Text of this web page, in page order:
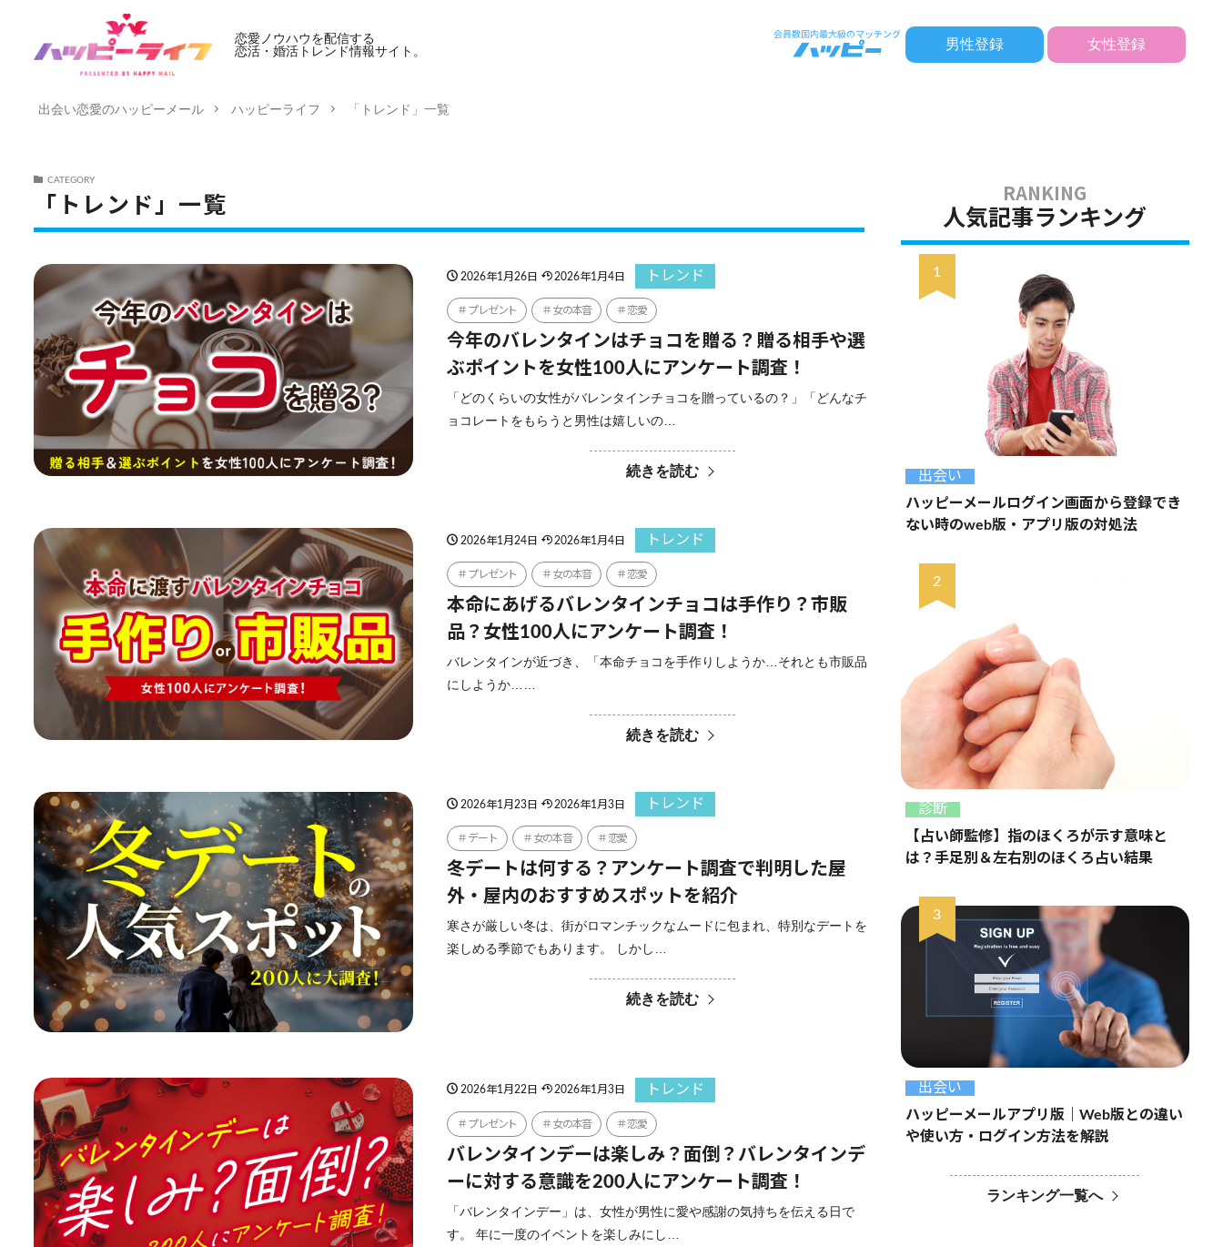
恋愛ノウハウを配信する
恋活・婚活トレンド情報サイト。
男性登録 女性登録
出会い恋愛のハッピーメール ハッピーライフ 「トレンド」一覧
CATEGORY
「トレンド」一覧
2026年1月26日 2026年1月4日 トレンド
プレゼント 女の本音 恋愛
今年のバレンタインはチョコを贈る？贈る相手や選
ぶポイントを女性100人にアンケート調査！
「どのくらいの女性がバレンタインチョコを贈っているの？」「どんなチ
ョコレートをもらうと男性は嬉しいの…
続きを読む
2026年1月24日 2026年1月4日 トレンド
プレゼント 女の本音 恋愛
本命にあげるバレンタインチョコは手作り？市販
品？女性100人にアンケート調査！
バレンタインが近づき、「本命チョコを手作りしようか…それとも市販品
にしようか……
続きを読む
2026年1月23日 2026年1月3日 トレンド
デート 女の本音 恋愛
冬デートは何する？アンケート調査で判明した屋
外・屋内のおすすめスポットを紹介
寒さが厳しい冬は、街がロマンチックなムードに包まれ、特別なデートを
楽しめる季節でもあります。 しかし…
続きを読む
2026年1月22日 2026年1月3日 トレンド
プレゼント 女の本音 恋愛
バレンタインデーは楽しみ？面倒？バレンタインデ
ーに対する意識を200人にアンケート調査！
「バレンタインデー」は、女性が男性に愛や感謝の気持ちを伝える日で
す。 年に一度のイベントを楽しみにし…
人気記事ランキング
出会い
ハッピーメールログイン画面から登録でき
ない時のweb版・アプリ版の対処法
診断
【占い師監修】指のほくろが示す意味と
は？手足別＆左右別のほくろ占い結果
出会い
ハッピーメールアプリ版｜Web版との違い
や使い方・ログイン方法を解説
ランキング一覧へ